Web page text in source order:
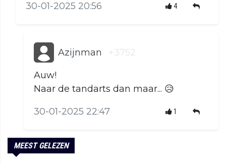
30-01-2025 20:56 4
Azijnman +3752
Auw!
Naar de tandarts dan maar... 😥
30-01-2025 22:47 1
MEEST GELEZEN